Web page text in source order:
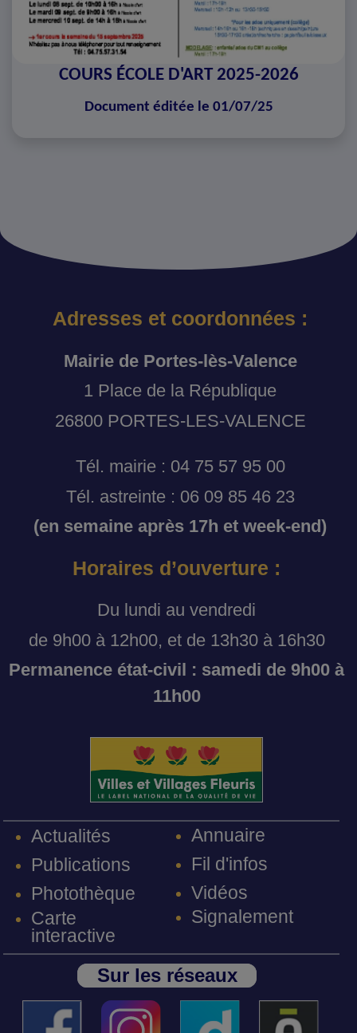
COURS ÉCOLE D'ART 2025-2026
Document éditée le 01/07/25
Adresses et coordonnées :
Mairie de Portes-lès-Valence
1 Place de la République
26800 PORTES-LES-VALENCE
Tél. mairie : 04 75 57 95 00
Tél. astreinte : 06 09 85 46 23
(en semaine après 17h et week-end)
Horaires d’ouverture :
Du lundi au vendredi
de 9h00 à 12h00, et de 13h30 à 16h30
Permanence état-civil : samedi de 9h00 à
11h00
Actualités
Publications
Photothèque
Carte
interactive
Annuaire
Fil d'infos
Vidéos
Signalement
Sur les réseaux